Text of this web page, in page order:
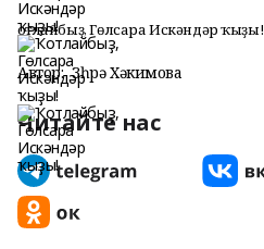
Ҡотлайбыҙ, Гөлсара Искәндәр ҡыҙы!
Автор: Зөһрә Хәкимова
Читайте нас